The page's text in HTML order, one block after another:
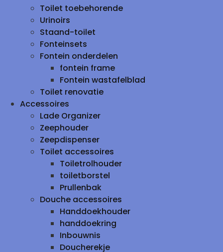
Toilet toebehorende
Urinoirs
Staand-toilet
Fonteinsets
Fontein onderdelen
fontein frame
Fontein wastafelblad
Toilet renovatie
Accessoires
Lade Organizer
Zeephouder
Zeepdispenser
Toilet accessoires
Toiletrolhouder
toiletborstel
Prullenbak
Douche accessoires
Handdoekhouder
handdoekring
Inbouwnis
Doucherekje